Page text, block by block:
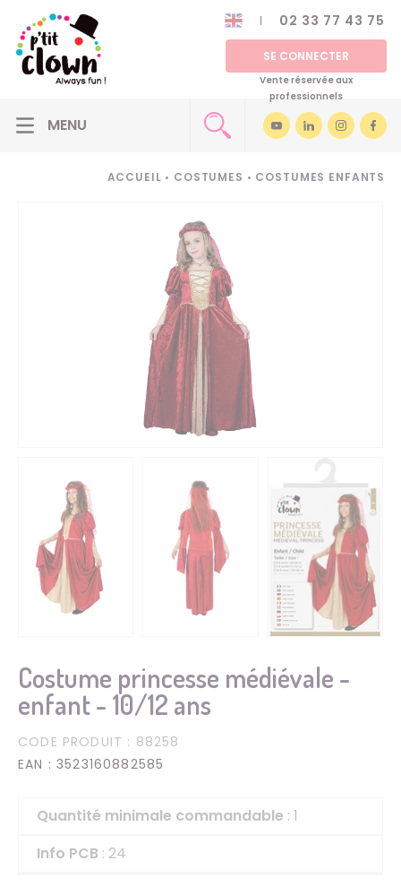
02 33 77 43 75
SE CONNECTER
Vente réservée aux
professionnels
ACCUEIL • COSTUMES • COSTUMES ENFANTS
Costume princesse médiévale -
enfant - 10/12 ans
CODE PRODUIT : 88258
EAN : 3523160882585
Quantité minimale commandable : 1
Info PCB : 24